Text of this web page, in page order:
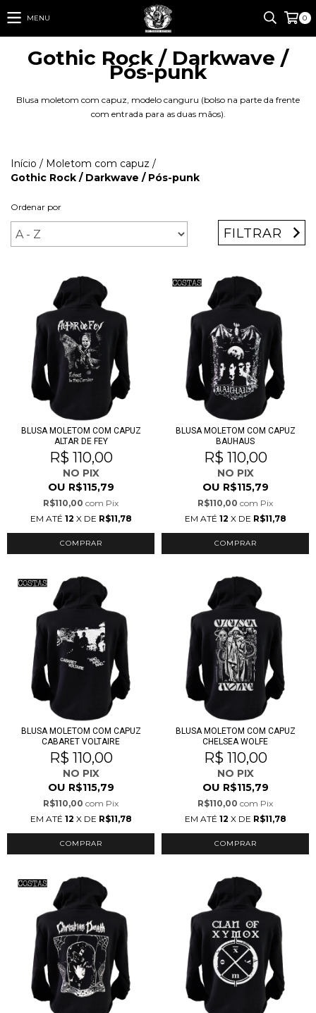
MENU 0
Gothic Rock / Darkwave /
Pós-punk
Blusa moletom com capuz, modelo canguru (bolso na parte da frente
com entrada para as duas mãos).
Início / Moletom com capuz /
Gothic Rock / Darkwave / Pós-punk
Ordenar por
FILTRAR
BLUSA MOLETOM COM CAPUZ
ALTAR DE FEY
R$ 110,00
NO PIX
OU R$115,79
R$110,00 com Pix
EM ATÉ 12 X DE R$11,78
COMPRAR
BLUSA MOLETOM COM CAPUZ
BAUHAUS
R$ 110,00
NO PIX
OU R$115,79
R$110,00 com Pix
EM ATÉ 12 X DE R$11,78
COMPRAR
BLUSA MOLETOM COM CAPUZ
CABARET VOLTAIRE
R$ 110,00
NO PIX
OU R$115,79
R$110,00 com Pix
EM ATÉ 12 X DE R$11,78
COMPRAR
BLUSA MOLETOM COM CAPUZ
CHELSEA WOLFE
R$ 110,00
NO PIX
OU R$115,79
R$110,00 com Pix
EM ATÉ 12 X DE R$11,78
COMPRAR